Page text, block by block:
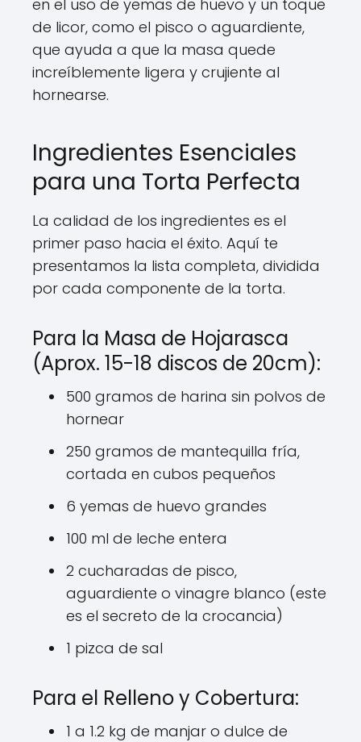
en el uso de yemas de huevo y un toque
de licor, como el pisco o aguardiente,
que ayuda a que la masa quede
increíblemente ligera y crujiente al
hornearse.
Ingredientes Esenciales
para una Torta Perfecta
La calidad de los ingredientes es el
primer paso hacia el éxito. Aquí te
presentamos la lista completa, dividida
por cada componente de la torta.
Para la Masa de Hojarasca
(Aprox. 15-18 discos de 20cm):
500 gramos de harina sin polvos de
hornear
250 gramos de mantequilla fría,
cortada en cubos pequeños
6 yemas de huevo grandes
100 ml de leche entera
2 cucharadas de pisco,
aguardiente o vinagre blanco (este
es el secreto de la crocancia)
1 pizca de sal
Para el Relleno y Cobertura:
1 a 1.2 kg de manjar o dulce de